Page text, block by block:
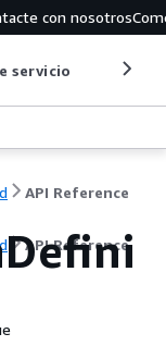
con nosotros
servicio
API Reference
API Reference